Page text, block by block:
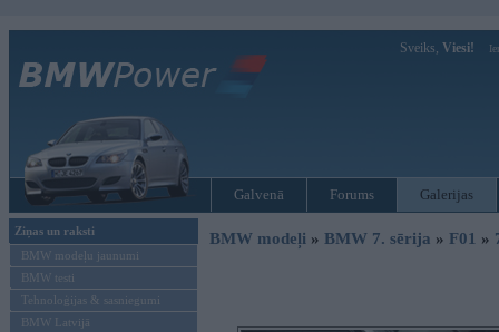
Sveiks, Viesi!
Galvenā Forums Galerijas
Ziņas un raksti
BMW modeļu jaunumi
BMW testi
Tehnoloģijas & sasniegumi
BMW Latvijā
BMW modeļi » BMW 7. sērija » F01 »